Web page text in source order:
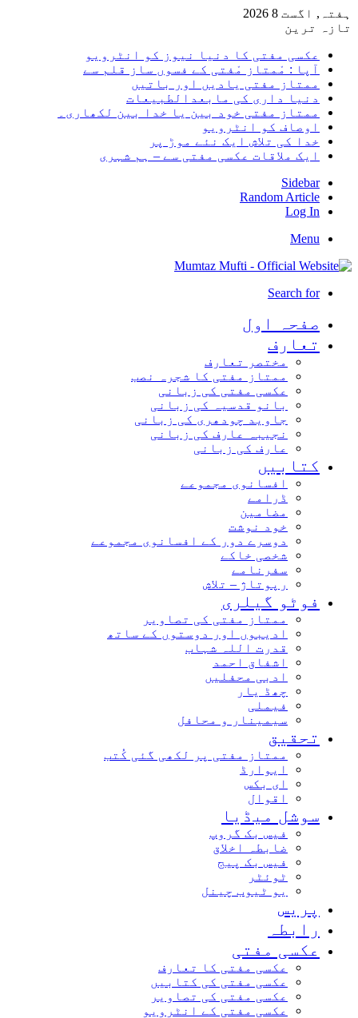
ہفتہ, اگست 8 2026
تازہ ترین
عکسی مفتی کا دنیا نیوز کو انٹرویو
آپا : مْمتاز مْفتی کے فسوں ساز قلم سے
ممتاز مفتی یادیں اور باتیں
دنیا داری کی مابعدالطبیعات
ممتاز مفتی خود بین یا خدا بین لکھاری۔
اوصاف کو انٹرویو
خدا کی تلاش ایک نئے موڑ پر
ایک ملاقات عکسی مفتی سے – ہم شہری
Sidebar
Random Article
Log In
Menu
Search for
صفحہ اول
تعارف
مختصر تعارف
ممتاز مفتی کا شجرہ نصب
عکسی مفتی کی زبانی
بانو قدسیہ کی زبانی
جاوید چودھری کی زبانی
نجیبہ عارف کی زبانی
عارف کی زبانی
کتابیں
افسانوی مجموعے
ڈرامے
مضامین
خود نوشت
دوسرے دور کے افسانوی مجموعے
شخصی خاکے
سفرنامے
رپوتاژ – تلاش
فوٹو گیلری
ممتاز مفتی کی تصاویر
ادیبوں اور دوستوں کے ساتھ
قدرت اللہ شہاب
اشفاق احمد
ادبی محفلیں
چھڈ یار
فیملی
سیمینار و محافل
تحقیق
ممتاز مفتی پر لکھی گئی کُتب
ایوارڈ
ای بکس
اقوال
سوشل میڈیا
فیس بک گروپ
ضابطہ اخلاق
فیس بک پیج
ٹوئٹر
یو ٹیوب چینل
پریس
رابطہ
عکسی مفتی
عکسی مفتی کا تعارف
عکسی مفتی کی کتابیں
عکسی مفتی کی تصاویر
عکسی مفتی کے انٹرویو